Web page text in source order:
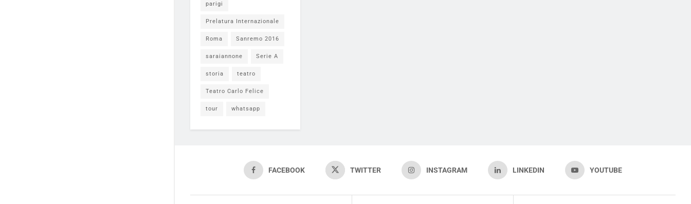
parigi
Prelatura Internazionale
Roma Sanremo 2016
saraiannone Serie A
storia teatro
Teatro Carlo Felice
tour whatsapp
FACEBOOK TWITTER INSTAGRAM LINKEDIN YOUTUBE